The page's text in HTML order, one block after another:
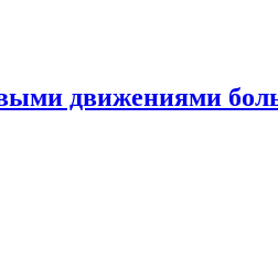
движениями